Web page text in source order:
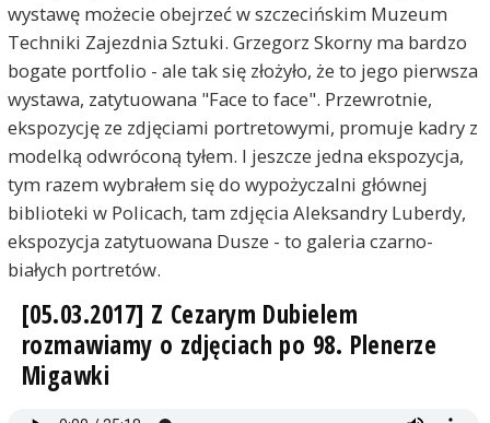
wystawę możecie obejrzeć w szczecińskim Muzeum
Techniki Zajezdnia Sztuki. Grzegorz Skorny ma bardzo
bogate portfolio - ale tak się złożyło, że to jego pierwsza
wystawa, zatytuowana "Face to face". Przewrotnie,
ekspozycję ze zdjęciami portretowymi, promuje kadry z
modelką odwróconą tyłem. I jeszcze jedna ekspozycja,
tym razem wybrałem się do wypożyczalni głównej
biblioteki w Policach, tam zdjęcia Aleksandry Luberdy,
ekspozycja zatytuowana Dusze - to galeria czarno-
białych portretów.
[05.03.2017] Z Cezarym Dubielem
rozmawiamy o zdjęciach po 98. Plenerze
Migawki